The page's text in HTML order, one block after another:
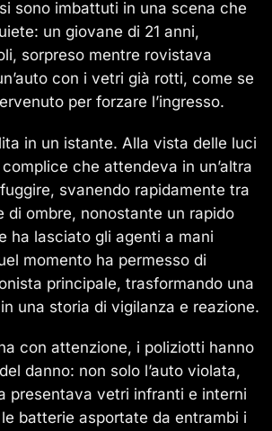
sono imbattuti in una scena che
un giovane di 21 anni,
sorpreso mentre rovistava
con i vetri già rotti, come se
per forzare l’ingresso.
in un istante. Alla vista delle luci
che attendeva in un’altra
svanendo rapidamente tra
di ombre, nonostante un rapido
ha lasciato gli agenti a mani
momento ha permesso di
principale, trasformando una
una storia di vigilanza e reazione.
con attenzione, i poliziotti hanno
danno: non solo l’auto violata,
presentava vetri infranti e interni
batterie asportate da entrambi i